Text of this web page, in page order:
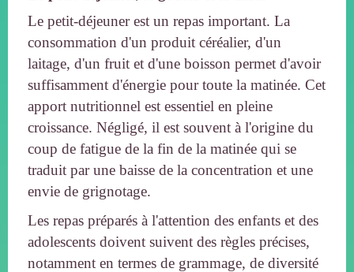
Le petit-déjeuner est un repas important. La
consommation d'un produit céréalier, d'un
laitage, d'un fruit et d'une boisson permet d'avoir
suffisamment d'énergie pour toute la matinée. Cet
apport nutritionnel est essentiel en pleine
croissance. Négligé, il est souvent à l'origine du
coup de fatigue de la fin de la matinée qui se
traduit par une baisse de la concentration et une
envie de grignotage.
Les repas préparés à l'attention des enfants et des
adolescents doivent suivent des règles précises,
notamment en termes de grammage, de diversité